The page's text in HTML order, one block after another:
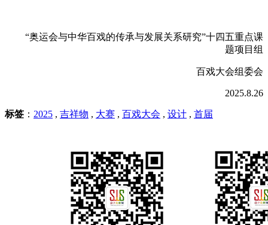
“奥运会与中华百戏的传承与发展关系研究”十四五重点课
题项目组
百戏大会组委会
2025.8.26
标签 ： 2025 , 吉祥物 , 大赛 , 百戏大会 , 设计 , 首届